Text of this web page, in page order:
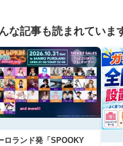
な記事も読まれていま
ロランド発「SPOOKY